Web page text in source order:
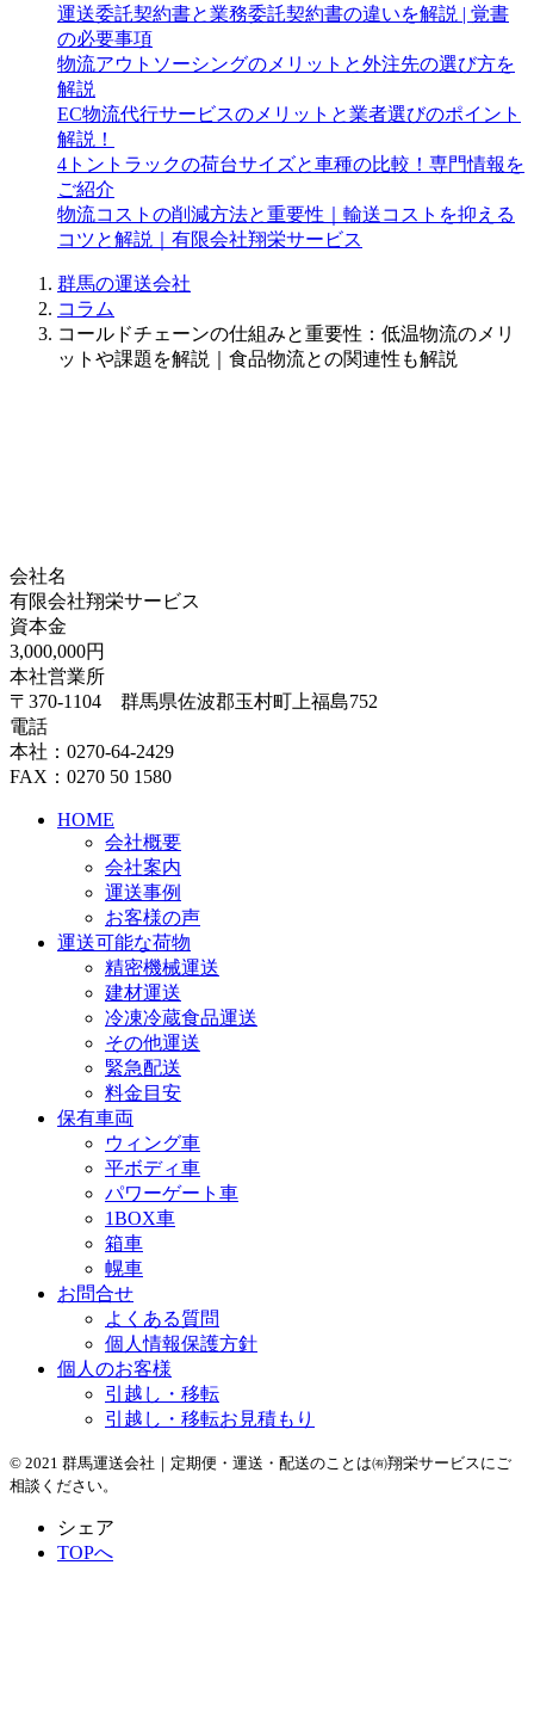
運送委託契約書と業務委託契約書の違いを解説 | 覚書
の必要事項
物流アウトソーシングのメリットと外注先の選び方を
解説
EC物流代行サービスのメリットと業者選びのポイント
解説！
4トントラックの荷台サイズと車種の比較！専門情報を
ご紹介
物流コストの削減方法と重要性｜輸送コストを抑える
コツと解説｜有限会社翔栄サービス
群馬の運送会社
コラム
コールドチェーンの仕組みと重要性：低温物流のメリ
ットや課題を解説｜食品物流との関連性も解説
会社名
有限会社翔栄サービス
資本金
3,000,000円
本社営業所
〒370-1104 群馬県佐波郡玉村町上福島752
電話
本社：0270-64-2429
FAX：0270 50 1580
HOME
会社概要
会社案内
運送事例
お客様の声
運送可能な荷物
精密機械運送
建材運送
冷凍冷蔵食品運送
その他運送
緊急配送
料金目安
保有車両
ウィング車
平ボディ車
パワーゲート車
1BOX車
箱車
幌車
お問合せ
よくある質問
個人情報保護方針
個人のお客様
引越し・移転
引越し・移転お見積もり
© 2021 群馬運送会社｜定期便・運送・配送のことは㈲翔栄サービスにご
相談ください。
シェア
TOPへ